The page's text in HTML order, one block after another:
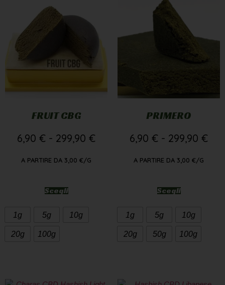
FRUIT CBG
6,90 € - 299,90 €
A PARTIRE DA 3,00 €/G
Scegli
1g 5g 10g
20g 100g
PRIMERO
6,90 € - 299,90 €
A PARTIRE DA 3,00 €/G
Scegli
1g 5g 10g
20g 50g 100g